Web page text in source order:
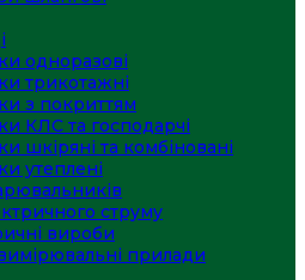
одноразові
трикотажні
з покриттям
КЛС та господарчі
шкіряні та комбіновані
утеплені
струму
вироби
прилади